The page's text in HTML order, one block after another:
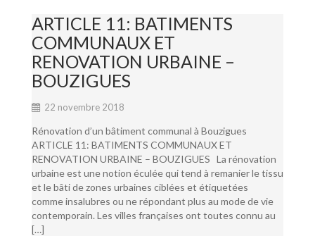
ARTICLE 11: BATIMENTS
COMMUNAUX ET
RENOVATION URBAINE –
BOUZIGUES
22 novembre 2018
Rénovation d’un bâtiment communal à Bouzigues
ARTICLE 11: BATIMENTS COMMUNAUX ET
RENOVATION URBAINE – BOUZIGUES La rénovation
urbaine est une notion éculée qui tend à remanier le tissu
et le bâti de zones urbaines ciblées et étiquetées
comme insalubres ou ne répondant plus au mode de vie
contemporain. Les villes françaises ont toutes connu au
[…]